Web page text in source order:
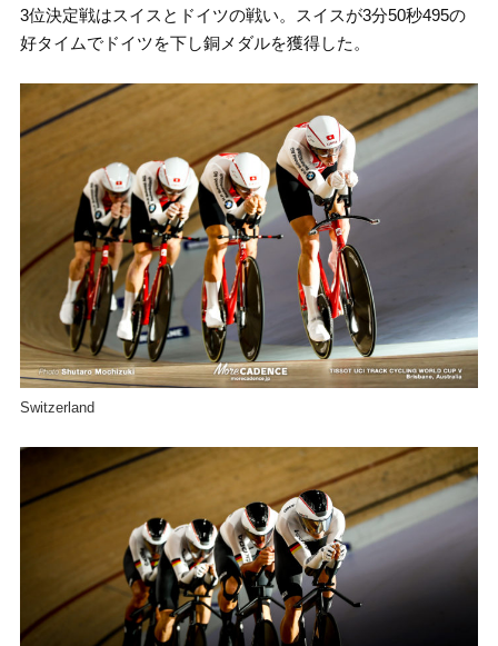
3位決定戦はスイスとドイツの戦い。スイスが3分50秒495の
好タイムでドイツを下し銅メダルを獲得した。
Switzerland